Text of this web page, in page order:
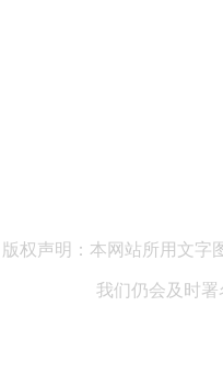
权声明：本网站所用文字
我们仍会及时署